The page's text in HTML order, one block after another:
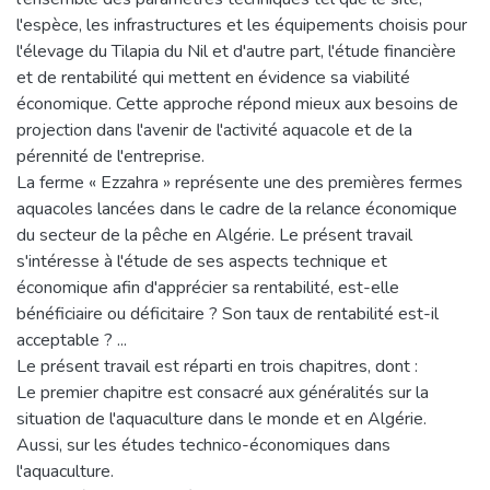
l'espèce, les infrastructures et les équipements choisis pour
l'élevage du Tilapia du Nil et d'autre part, l'étude financière
et de rentabilité qui mettent en évidence sa viabilité
économique. Cette approche répond mieux aux besoins de
projection dans l'avenir de l'activité aquacole et de la
pérennité de l'entreprise.
La ferme « Ezzahra » représente une des premières fermes
aquacoles lancées dans le cadre de la relance économique
du secteur de la pêche en Algérie. Le présent travail
s'intéresse à l'étude de ses aspects technique et
économique afin d'apprécier sa rentabilité, est-elle
bénéficiaire ou déficitaire ? Son taux de rentabilité est-il
acceptable ? ...
Le présent travail est réparti en trois chapitres, dont :
Le premier chapitre est consacré aux généralités sur la
situation de l'aquaculture dans le monde et en Algérie.
Aussi, sur les études technico-économiques dans
l'aquaculture.